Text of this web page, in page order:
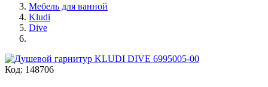
Мебель для ванной
Kludi
Dive
Код: 148706